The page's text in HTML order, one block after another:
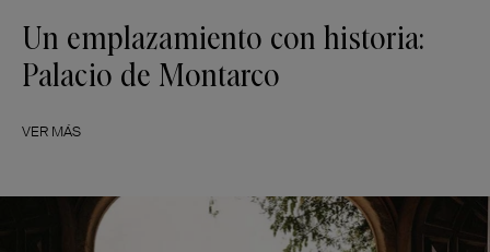
Un emplazamiento con historia:
Palacio de Montarco
VER MÁS